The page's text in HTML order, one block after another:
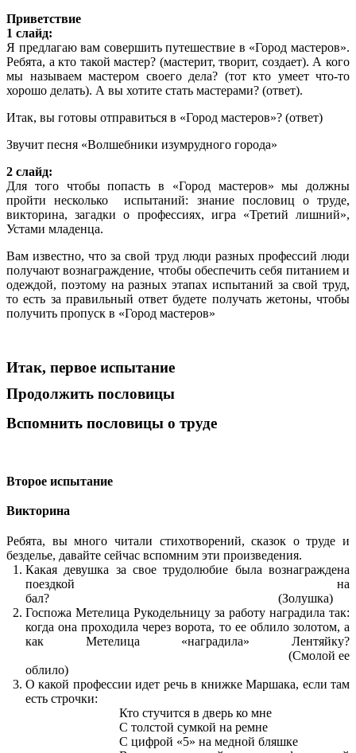
Приветствие
1 слайд:
Я предлагаю вам совершить путешествие в «Город мастеров».
Ребята, а кто такой мастер? (мастерит, творит, создает). А кого
мы называем мастером своего дела? (тот кто умеет что-то
хорошо делать). А вы хотите стать мастерами? (ответ).
Итак, вы готовы отправиться в «Город мастеров»? (ответ)
Звучит песня «Волшебники изумрудного города»
2 слайд:
Для того чтобы попасть в «Город мастеров» мы должны
пройти несколько испытаний: знание пословиц о труде,
викторина, загадки о профессиях, игра «Третий лишний»,
Устами младенца.
Вам известно, что за свой труд люди разных профессий люди
получают вознаграждение, чтобы обеспечить себя питанием и
одеждой, поэтому на разных этапах испытаний за свой труд,
то есть за правильный ответ будете получать жетоны, чтобы
получить пропуск в «Город мастеров»
Итак, первое испытание
Продолжить пословицы
Вспомнить пословицы о труде
Второе испытание
Викторина
Ребята, вы много читали стихотворений, сказок о труде и
безделье, давайте сейчас вспомним эти произведения.
Какая девушка за свое трудолюбие была вознаграждена
поездкой на
бал? (Золушка)
Госпожа Метелица Рукодельницу за работу наградила так:
когда она проходила через ворота, то ее облило золотом, а
как Метелица «наградила» Лентяйку?
(Смолой ее
облило)
О какой профессии идет речь в книжке Маршака, если там
есть строчки:
Кто стучится в дверь ко мне
С толстой сумкой на ремне
С цифрой «5» на медной бляшке